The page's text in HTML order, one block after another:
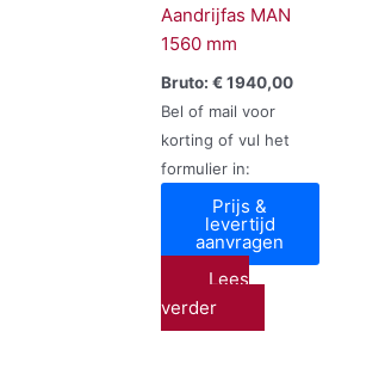
Aandrijfas MAN
1560 mm
Bruto: €1940,00
Bel of mail voor
korting of vul het
formulier in:
Prijs &
levertijd
aanvragen
Lees
verder